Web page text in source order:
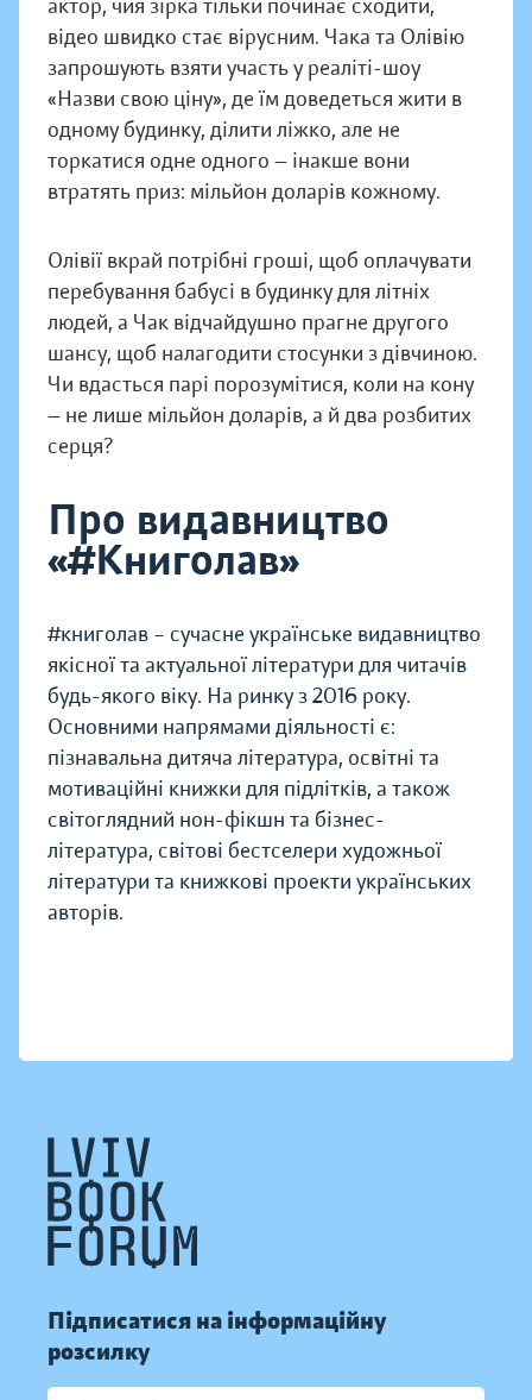
актор, чия зірка тільки починає сходити,
відео швидко стає вірусним. Чака та Олівію
запрошують взяти участь у реаліті-шоу
«Назви свою ціну», де їм доведеться жити в
одному будинку, ділити ліжко, але не
торкатися одне одного — інакше вони
втратять приз: мільйон доларів кожному.
Олівії вкрай потрібні гроші, щоб оплачувати
перебування бабусі в будинку для літніх
людей, а Чак відчайдушно прагне другого
шансу, щоб налагодити стосунки з дівчиною.
Чи вдасться парі порозумітися, коли на кону
— не лише мільйон доларів, а й два розбитих
серця?
Про видавництво
«#Книголав»
#книголав – сучасне українське видавництво
якісної та актуальної літератури для читачів
будь-якого віку. На ринку з 2016 року.
Основними напрямами діяльності є:
пізнавальна дитяча література, освітні та
мотиваційні книжки для підлітків, а також
світоглядний нон-фікшн та бізнес-
література, світові бестселери художньої
літератури та книжкові проекти українських
авторів.
Підписатися на інформаційну
розсилку